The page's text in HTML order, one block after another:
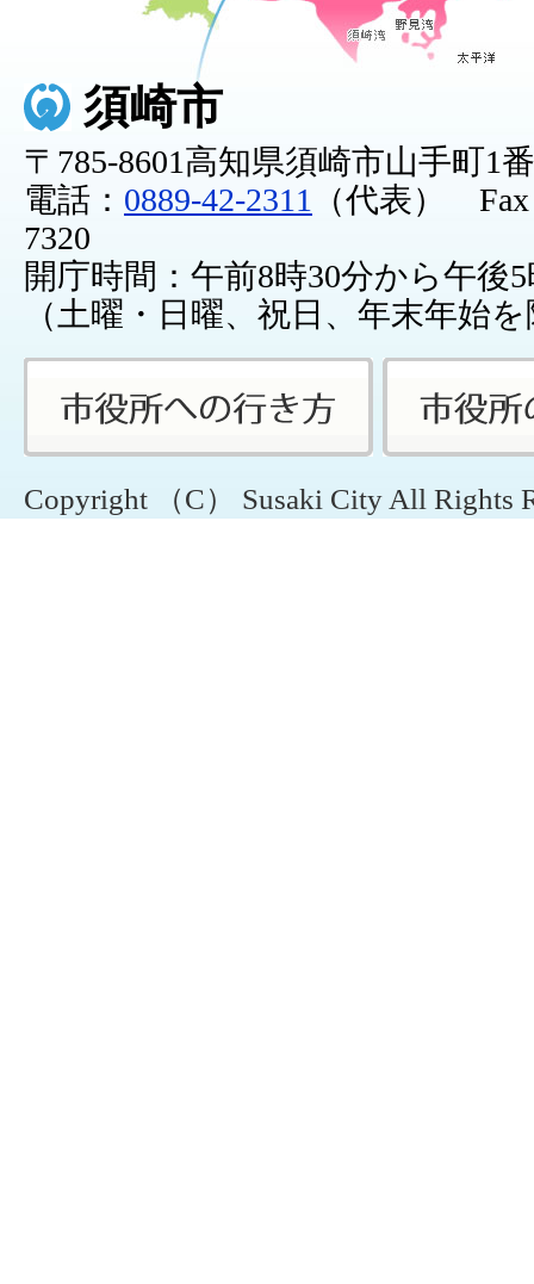
須崎市
〒785-8601高知県須崎市山手町1
電話： 0889-42-2311
（代表） Fax
7320
開庁時間：午前8時30分から午後
（土曜・日曜、祝日、年末年始
Copyright （C） Susaki City All Rights